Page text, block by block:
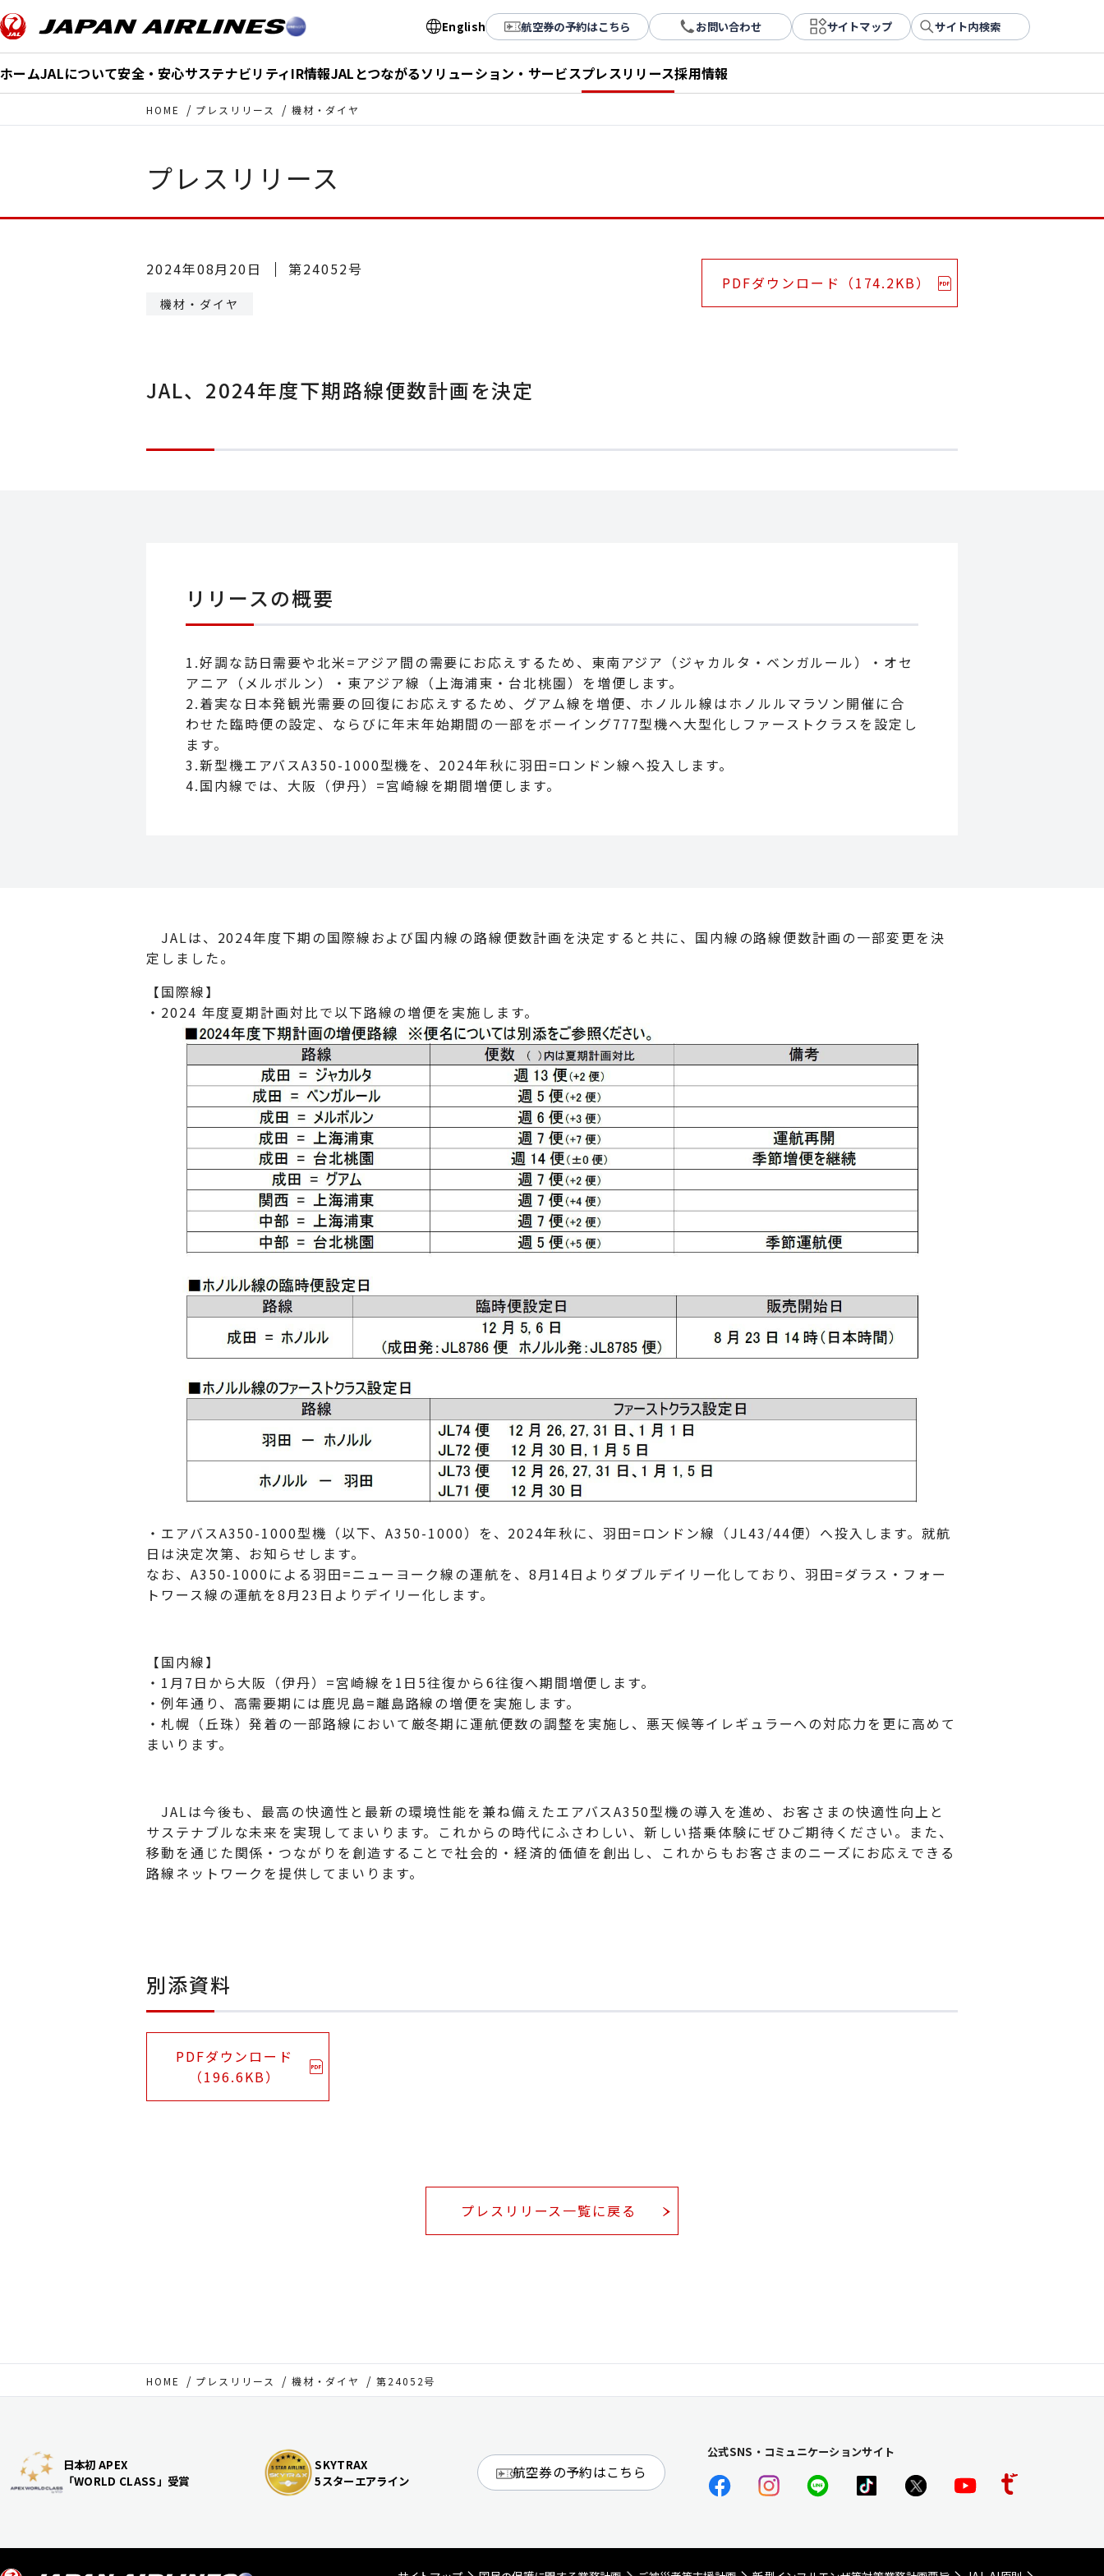
English 航空券の予約はこちら お問い合わせ サイトマップ サイト内検索
ホームJALについて安全・安心サステナビリティIR情報JALとつながるソリューション・サービスプレスリリース採用情報
HOME プレスリリース 機材・ダイヤ
プレスリリース
2024年08月20日 第24052号
機材・ダイヤ
PDFダウンロード（174.2KB）
JAL、2024年度下期路線便数計画を決定
リリースの概要
1.好調な訪日需要や北米=アジア間の需要にお応えするため、東南アジア（ジャカルタ・ベンガルール）・オセ
アニア（メルボルン）・東アジア線（上海浦東・台北桃園）を増便します。
2.着実な日本発観光需要の回復にお応えするため、グアム線を増便、ホノルル線はホノルルマラソン開催に合
わせた臨時便の設定、ならびに年末年始期間の一部をボーイング777型機へ大型化しファーストクラスを設定し
ます。
3.新型機エアバスA350-1000型機を、2024年秋に羽田=ロンドン線へ投入します。
4.国内線では、大阪（伊丹）=宮崎線を期間増便します。
JALは、2024年度下期の国際線および国内線の路線便数計画を決定すると共に、国内線の路線便数計画の一部変更を決
定しました。
【国際線】
・2024 年度夏期計画対比で以下路線の増便を実施します。
・エアバスA350-1000型機（以下、A350-1000）を、2024年秋に、羽田=ロンドン線（JL43/44便）へ投入します。就航
日は決定次第、お知らせします。
なお、A350-1000による羽田=ニューヨーク線の運航を、8月14日よりダブルデイリー化しており、羽田=ダラス・フォー
トワース線の運航を8月23日よりデイリー化します。
【国内線】
・1月7日から大阪（伊丹）=宮崎線を1日5往復から6往復へ期間増便します。
・例年通り、高需要期には鹿児島=離島路線の増便を実施します。
・札幌（丘珠）発着の一部路線において厳冬期に運航便数の調整を実施し、悪天候等イレギュラーへの対応力を更に高めて
まいります。
JALは今後も、最高の快適性と最新の環境性能を兼ね備えたエアバスA350型機の導入を進め、お客さまの快適性向上と
サステナブルな未来を実現してまいります。これからの時代にふさわしい、新しい搭乗体験にぜひご期待ください。また、
移動を通じた関係・つながりを創造することで社会的・経済的価値を創出し、これからもお客さまのニーズにお応えできる
路線ネットワークを提供してまいります。
別添資料
PDFダウンロード
（196.6KB）
プレスリリース一覧に戻る
HOME プレスリリース 機材・ダイヤ 第24052号
日本初 APEX
「WORLD CLASS」受賞
SKYTRAX
5スターエアライン
航空券の予約はこちら
公式SNS・コミュニケーションサイト